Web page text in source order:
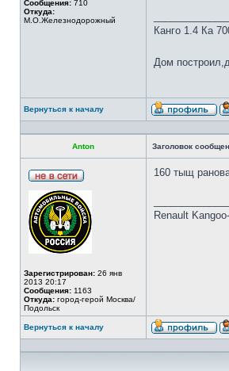
Сообщения: 710
Откуда:
М.О.Железнодорожный
Канго 1.4 Ка
Дом
Вернуться к началу
Anton Заголовок
Зарегистрирован: 26 янв
2013 20:17
Сообщения: 1163
Откуда: город-герой Москва/
Подольск
160 тыщ
Renault
Вернуться к началу